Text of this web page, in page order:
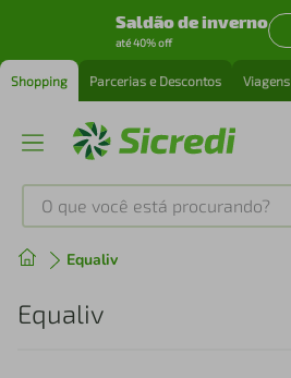
Saldão de inverno
até 40% off
Shopping Parcerias e Descontos Viagens
O que você está procurando?
Equaliv
Equaliv
Produtos mais buscados